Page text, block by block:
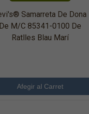
Samarreta De Dona
M/c 85341-0100 De
Ratlles Blau Marí